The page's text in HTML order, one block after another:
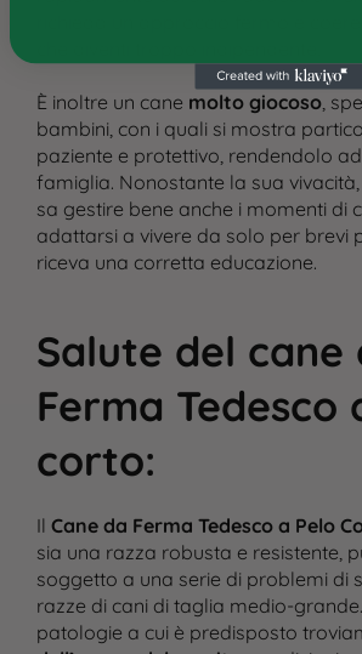
È inoltre un cane molto giocoso,
bambini, con i quali si mostra
paziente e protettivo, rendendolo
famiglia. Nonostante la sua vivacità,
sa gestire bene anche i momenti di
adattarsi a vivere da solo per brevi
riceva una corretta educazione.
Salute del cane
Ferma Tedesco
corto:
Il Cane da Ferma Tedesco a Pelo
sia una razza robusta e resistente,
soggetto a una serie di problemi di
razze di cani di taglia medio-
patologie a cui è predisposto